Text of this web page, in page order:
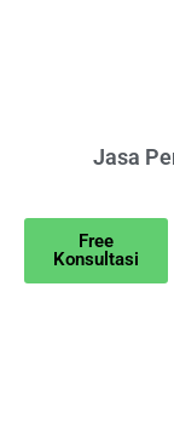
Jasa
Free
Konsultasi